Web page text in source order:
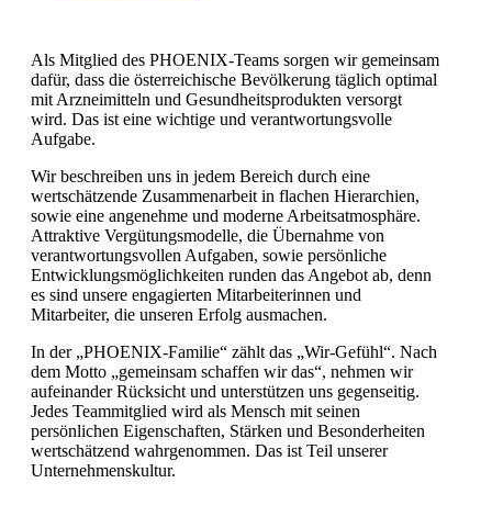
Als Mitglied des PHOENIX-Teams sorgen wir gemeinsam
dafür, dass die österreichische Bevölkerung täglich optimal
mit Arzneimitteln und Gesundheitsprodukten versorgt
wird. Das ist eine wichtige und verantwortungsvolle
Aufgabe.
Wir beschreiben uns in jedem Bereich durch eine
wertschätzende Zusammenarbeit in flachen Hierarchien,
sowie eine angenehme und moderne Arbeitsatmosphäre.
Attraktive Vergütungsmodelle, die Übernahme von
verantwortungsvollen Aufgaben, sowie persönliche
Entwicklungsmöglichkeiten runden das Angebot ab, denn
es sind unsere engagierten Mitarbeiterinnen und
Mitarbeiter, die unseren Erfolg ausmachen.
In der „PHOENIX-Familie“ zählt das „Wir-Gefühl“. Nach
dem Motto „gemeinsam schaffen wir das“, nehmen wir
aufeinander Rücksicht und unterstützen uns gegenseitig.
Jedes Teammitglied wird als Mensch mit seinen
persönlichen Eigenschaften, Stärken und Besonderheiten
wertschätzend wahrgenommen. Das ist Teil unserer
Unternehmenskultur.